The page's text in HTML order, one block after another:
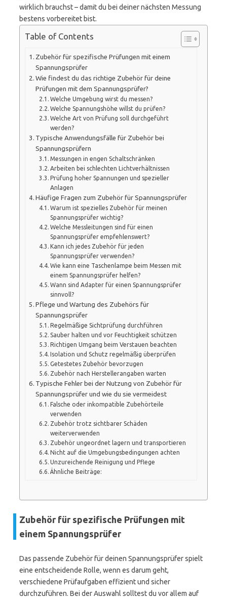
wirklich brauchst – damit du bei deiner nächsten Messung
bestens vorbereitet bist.
Table of Contents
Zubehör für spezifische Prüfungen mit einem
Spannungsprüfer
Wie findest du das richtige Zubehör für deine
Prüfungen mit dem Spannungsprüfer?
Welche Umgebung wirst du messen?
Welche Spannungshöhe willst du prüfen?
Welche Art von Prüfung soll durchgeführt
werden?
Typische Anwendungsfälle für Zubehör bei
Spannungsprüfern
Messungen in engen Schaltschränken
Arbeiten bei schlechten Lichtverhältnissen
Prüfung hoher Spannungen und spezieller
Anlagen
Häufige Fragen zum Zubehör für Spannungsprüfer
Warum ist spezielles Zubehör für meinen
Spannungsprüfer wichtig?
Welche Messleitungen sind für einen
Spannungsprüfer empfehlenswert?
Kann ich jedes Zubehör für jeden
Spannungsprüfer verwenden?
Wie kann eine Taschenlampe beim Messen mit
einem Spannungsprüfer helfen?
Wann sind Adapter für einen Spannungsprüfer
sinnvoll?
Pflege und Wartung des Zubehörs für
Spannungsprüfer
Regelmäßige Sichtprüfung durchführen
Sauber halten und vor Feuchtigkeit schützen
Richtigen Umgang beim Verstauen beachten
Isolation und Schutz regelmäßig überprüfen
Getestetes Zubehör bevorzugen
Zubehör nach Herstellerangaben warten
Typische Fehler bei der Nutzung von Zubehör für
Spannungsprüfer und wie du sie vermeidest
Falsche oder inkompatible Zubehörteile
verwenden
Zubehör trotz sichtbarer Schäden
weiterverwenden
Zubehör ungeordnet lagern und transportieren
Nicht auf die Umgebungsbedingungen achten
Unzureichende Reinigung und Pflege
Ähnliche Beiträge:
Zubehör für spezifische Prüfungen mit
einem Spannungsprüfer
Das passende Zubehör für deinen Spannungsprüfer spielt
eine entscheidende Rolle, wenn es darum geht,
verschiedene Prüfaufgaben effizient und sicher
durchzuführen. Bei der Auswahl solltest du vor allem auf